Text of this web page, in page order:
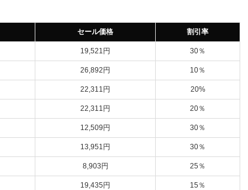
セール価格 割引率
19,521円 30％
26,892円 10％
22,311円 20%
22,311円 20％
12,509円 30％
13,951円 30％
8,903円 25％
19,435円 15％